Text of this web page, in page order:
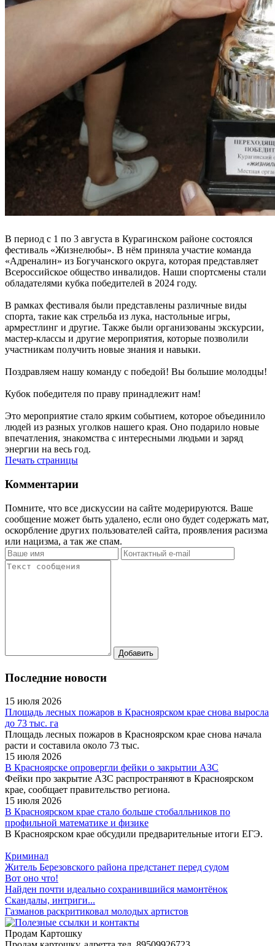
В период с 1 по 3 августа в Курагинском районе состоялся
фестиваль «Жизнелюбы». В нём приняла участие команда
«Адреналин» из Богучанского округа, которая представляет
Всероссийское общество инвалидов. Наши спортсмены стали
обладателями кубка победителей в 2024 году.
В рамках фестиваля были представлены различные виды
спорта, такие как стрельба из лука, настольные игры,
армрестлинг и другие. Также были организованы экскурсии,
мастер-классы и другие мероприятия, которые позволили
участникам получить новые знания и навыки.
Поздравляем нашу команду с победой! Вы большие молодцы!
Кубок победителя по праву принадлежит нам!
Это мероприятие стало ярким событием, которое объединило
людей из разных уголков нашего края. Оно подарило новые
впечатления, знакомства с интересными людьми и заряд
энергии на весь год.
Печать страницы
Комментарии
Помните, что все дискуссии на сайте модерируются. Ваше
сообщение может быть удалено, если оно будет содержать мат,
оскорбление других пользователей сайта, проявления расизма
или нацизма, а так же спам.
Последние новости
15 июля 2026
Площадь лесных пожаров в Красноярском крае снова выросла
до 73 тыс. га
Площадь лесных пожаров в Красноярском крае снова начала
расти и составила около 73 тыс.
15 июля 2026
В Красноярске опровергли фейки о закрытии АЗС
Фейки про закрытие АЗС распространяют в Красноярском
крае, сообщает правительство региона.
15 июля 2026
В Красноярском крае стало больше стобалльников по
профильной математике и физике
В Красноярском крае обсудили предварительные итоги ЕГЭ.
Криминал
Житель Березовского района предстанет перед судом
Вот оно что!
Найден почти идеально сохранившийся мамонтёнок
Скандалы, интриги...
Газманов раскритиковал молодых артистов
Продам Картошку